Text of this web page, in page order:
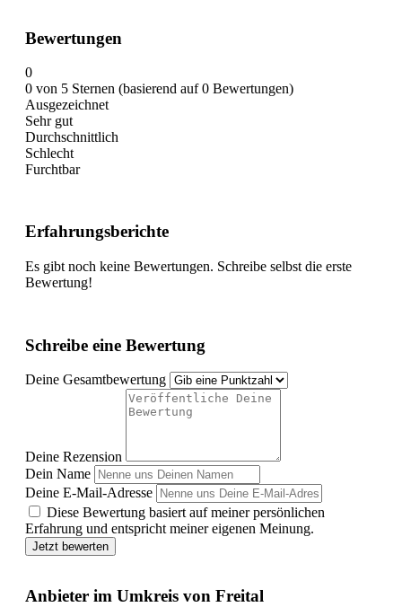
Bewertungen
0
0 von 5 Sternen (basierend auf 0 Bewertungen)
Ausgezeichnet
Sehr gut
Durchschnittlich
Schlecht
Furchtbar
Erfahrungsberichte
Es gibt noch keine Bewertungen. Schreibe selbst die erste
Bewertung!
Schreibe eine Bewertung
Deine Gesamtbewertung
Deine Rezension
Dein Name
Deine E-Mail-Adresse
Diese Bewertung basiert auf meiner persönlichen
Erfahrung und entspricht meiner eigenen Meinung.
Jetzt bewerten
Anbieter im Umkreis von Freital